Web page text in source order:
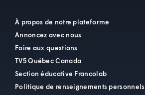
À propos de notre plateforme
Annoncez avec nous
Foire aux questions
TV5 Québec Canada
Section éducative Francolab
Politique de renseignements personnels